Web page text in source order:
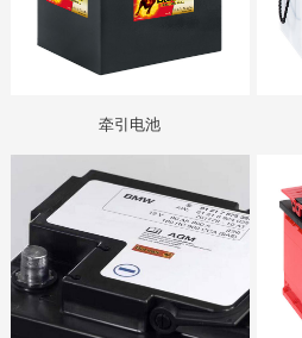
牵引电池